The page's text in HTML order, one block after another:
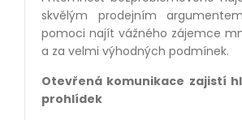
skvělým prodejním
pomoci najít vážného zájemce
a za velmi výhodných podmínek.
Otevřená komunikace zajistí
prohlídek